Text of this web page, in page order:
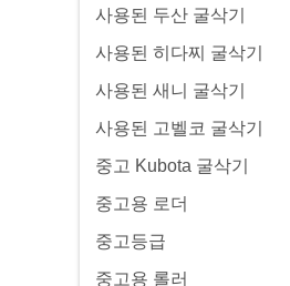
사용된 두산 굴삭기
사용된 히다찌 굴삭기
사용된 새니 굴삭기
사용된 고벨코 굴삭기
중고 Kubota 굴삭기
중고용 로더
중고등급
중고용 롤러